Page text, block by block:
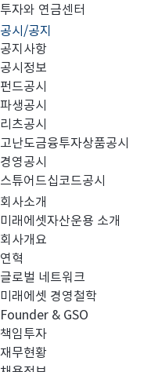
투자와 연금센터
공시/공지
공지사항
공시정보
펀드공시
파생공시
리츠공시
고난도금융투자상품공시
경영공시
스튜어드십코드공시
회사소개
미래에셋자산운용 소개
회사개요
연혁
글로벌 네트워크
미래에셋 경영철학
Founder & GSO
책임투자
재무현황
이전글
다음글